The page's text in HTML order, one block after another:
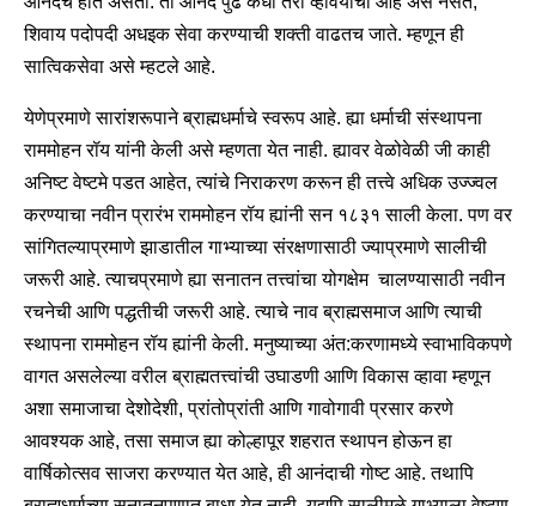
शिवाय पदोपदी अधइक सेवा करण्याची शक्ती वाढतच जाते. म्हणून ही
सात्विकसेवा असे म्हटले आहे.
येणेप्रमाणे सारांशरूपाने ब्राह्मधर्माचे स्वरूप आहे. ह्या धर्माची संस्थापना
राममोहन रॉय यांनी केली असे म्हणता येत नाही. ह्यावर वेळोवेळी जी काही
अनिष्ट वेष्टमे पडत आहेत, त्यांचे निराकरण करून ही तत्त्वे अधिक उज्ज्वल
करण्याचा नवीन प्रारंभ राममोहन रॉय ह्यांनी सन १८३१ साली केला. पण वर
सांगितल्याप्रमाणे झाडातील गाभ्याच्या संरक्षणासाठी ज्याप्रमाणे सालीची
जरूरी आहे. त्याचप्रमाणे ह्या सनातन तत्त्वांचा योगक्षेम चालण्यासाठी नवीन
रचनेची आणि पद्धतीची जरूरी आहे. त्याचे नाव ब्राह्मसमाज आणि त्याची
स्थापना राममोहन रॉय ह्यांनी केली. मनुष्याच्या अंत:करणामध्ये स्वाभाविकपणे
वागत असलेल्या वरील ब्राह्मतत्त्वांची उघाडणी आणि विकास व्हावा म्हणून
अशा समाजाचा देशोदेशी, प्रांतोप्रांती आणि गावोगावी प्रसार करणे
आवश्यक आहे, तसा समाज ह्या कोल्हापूर शहरात स्थापन होऊन हा
वार्षिकोत्सव साजरा करण्यात येत आहे, ही आनंदाची गोष्ट आहे. तथापि